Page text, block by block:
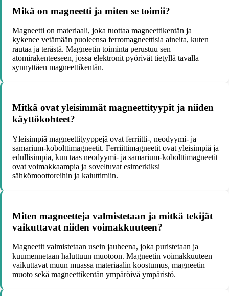
Mikä on magneetti ja miten se toimii?
Magneetti on materiaali, joka tuottaa magneettikentän ja
kykenee vetämään puoleensa ferromagneettisia aineita, kuten
rautaa ja terästä. Magneetin toiminta perustuu sen
atomirakenteeseen, jossa elektronit pyörivät tietyllä tavalla
synnyttäen magneettikentän.
Mitkä ovat yleisimmät magneettityypit ja niiden
käyttökohteet?
Yleisimpiä magneettityyppejä ovat ferriitti-, neodyymi- ja
samarium-kobolttimagneetit. Ferriittimagneetit ovat yleisimpiä ja
edullisimpia, kun taas neodyymi- ja samarium-kobolttimagneetit
ovat voimakkaampia ja soveltuvat esimerkiksi
sähkömoottoreihin ja kaiuttimiin.
Miten magneetteja valmistetaan ja mitkä tekijät
vaikuttavat niiden voimakkuuteen?
Magneetit valmistetaan usein jauheena, joka puristetaan ja
kuumennetaan haluttuun muotoon. Magneetin voimakkuuteen
vaikuttavat muun muassa materiaalin koostumus, magneetin
muoto sekä magneettikentän ympäröivä ympäristö.